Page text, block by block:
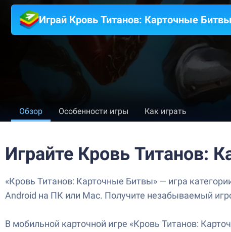
Играй Кровь Титанов: Карточные
Обзор Особенности игры Как играть
Играйте Кровь Титанов:
«Кровь Титанов: Карточные Битвы» — игра
Android на ПК или Mac. Получите незабываемый
В мобильной карточной игре «Кровь Титанов: